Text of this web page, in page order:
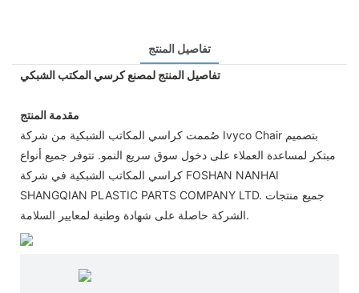
تفاصيل المنتج
تفاصيل المنتج لمصنع كرسي المكتب الشبكي
مقدمة المنتج
صُممت كراسي المكاتب الشبكية من شركة Ivyco Chair بتصميم
مبتكر لمساعدة العملاء على دخول سوق سريع النمو. تتوفر جميع أنواع
كراسي المكاتب الشبكية في شركة FOSHAN NANHAI
SHANGQIAN PLASTIC PARTS COMPANY LTD. جميع منتجات
الشركة حاصلة على شهادة وطنية لمعايير السلامة.